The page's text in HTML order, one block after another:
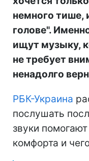
немного тише,
голове".
ищут музыку,
не требует
ненадолго
РБК-Украина
послушать
звуки
комфорта и